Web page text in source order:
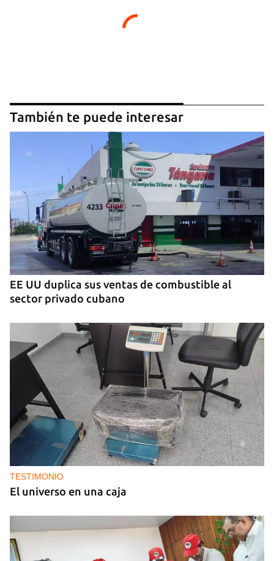
También te puede interesar
EE UU duplica sus ventas de combustible al
sector privado cubano
TESTIMONIO
El universo en una caja